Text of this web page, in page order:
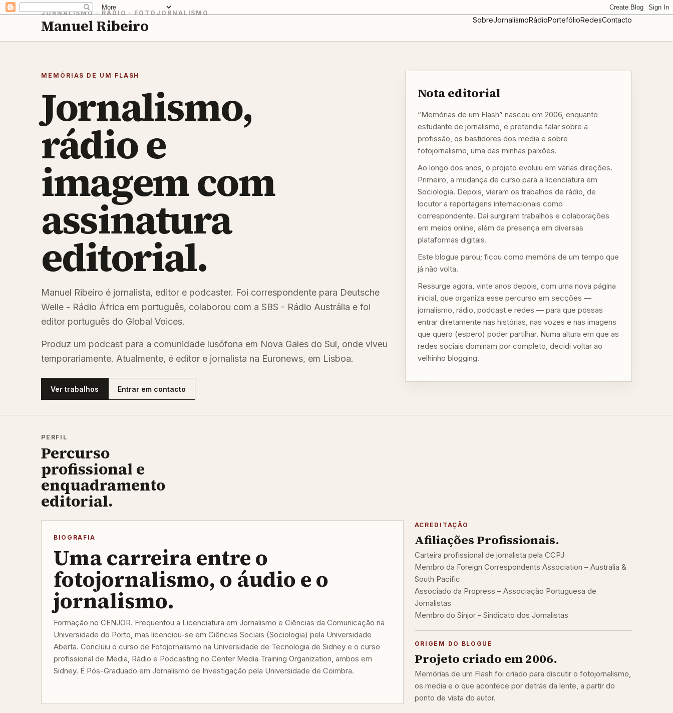
JORNALISMO · RÁDIO · FOTOJORNALISMO
Manuel Ribeiro SobreJornalismoRádioPortefólioRedesContacto
MEMÓRIAS DE UM FLASH
Jornalismo,
rádio e
imagem com
assinatura
editorial.
Manuel Ribeiro é jornalista, editor e podcaster. Foi correspondente para Deutsche
Welle - Rádio África em português, colaborou com a SBS - Rádio Austrália e foi
editor português do Global Voices.
Produz um podcast para a comunidade lusófona em Nova Gales do Sul, onde viveu
temporariamente. Atualmente, é editor e jornalista na Euronews, em Lisboa.
Ver trabalhos Entrar em contacto
Nota editorial
“Memórias de um Flash” nasceu em 2006, enquanto
estudante de jornalismo, e pretendia falar sobre a
profissão, os bastidores dos media e sobre
fotojornalismo, uma das minhas paixões.
Ao longo dos anos, o projeto evoluiu em várias direções.
Primeiro, a mudança de curso para a licenciatura em
Sociologia. Depois, vieram os trabalhos de rádio, de
locutor a reportagens internacionais como
correspondente. Daí surgiram trabalhos e colaborações
em meios online, além da presença em diversas
plataformas digitais.
Este blogue parou; ficou como memória de um tempo que
já não volta.
Ressurge agora, vinte anos depois, com uma nova página
inicial, que organiza esse percurso em secções —
jornalismo, rádio, podcast e redes — para que possas
entrar diretamente nas histórias, nas vozes e nas imagens
que quero (espero) poder partilhar. Numa altura em que as
redes sociais dominam por completo, decidi voltar ao
velhinho blogging.
PERFIL
Percurso
profissional e
enquadramento
editorial.
BIOGRAFIA
Uma carreira entre o
fotojornalismo, o áudio e o
jornalismo.
Formação no CENJOR. Frequentou a Licenciatura em Jornalismo e Ciências da Comunicação na
Universidade do Porto, mas licenciou-se em Ciências Sociais (Sociologia) pela Universidade
Aberta. Concluiu o curso de Fotojornalismo na Universidade de Tecnologia de Sidney e o curso
profissional de Media, Rádio e Podcasting no Center Media Training Organization, ambos em
Sidney. É Pós-Graduado em Jornalismo de Investigação pela Universidade de Coimbra.
ACREDITAÇÃO
Afiliações Profissionais.
Carteira profissional de jornalista pela CCPJ
Membro da Foreign Correspondents Association – Australia &
South Pacific
Associado da Propress – Associação Portuguesa de
Jornalistas
Membro do Sinjor - Sindicato dos Jornalistas
ORIGEM DO BLOGUE
Projeto criado em 2006.
Memórias de um Flash foi criado para discutir o fotojornalismo,
os media e o que acontece por detrás da lente, a partir do
ponto de vista do autor.